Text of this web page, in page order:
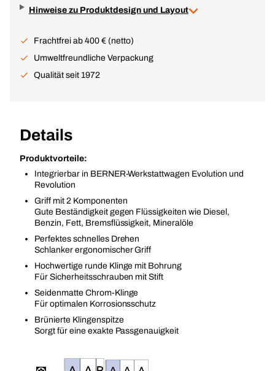
Hinweise zu Produktdesign und Layout
Frachtfrei ab 400 € (netto)
Umweltfreundliche Verpackung
Qualität seit 1972
Details
Produktvorteile:
Integrierbar in BERNER-Werkstattwagen Evolution und
Revolution
Griff mit 2 Komponenten
Gute Beständigkeit gegen Flüssigkeiten wie Diesel,
Benzin, Fett, Bremsflüssigkeit, Mineralöle
Perfektes schnelles Drehen
Schlanker ergonomischer Griff
Hochwertige runde Klinge mit Bohrung
Für Sicherheitsschrauben mit Stift
Seidenmatte Chrom-Klinge
Für optimalen Korrosionsschutz
Brünierte Klingenspitze
Sorgt für eine exakte Passgenauigkeit